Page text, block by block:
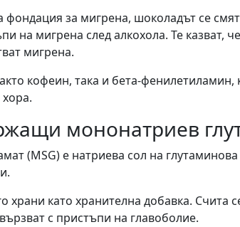
фондация за мигрена, шоколадът се
на мигрена след алкохола. Те казват,
мигрена.
кофеин, така и бета-фенилетиламин,
мононатриев
(MSG) е натриева сол на
храни като хранителна добавка. Счита
с пристъпи на главоболие.